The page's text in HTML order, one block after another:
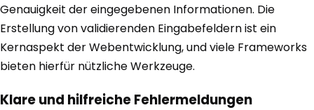
Genauigkeit der eingegebenen Informationen. Die
Erstellung von validierenden Eingabefeldern ist ein
Kernaspekt der Webentwicklung, und viele Frameworks
bieten hierfür nützliche Werkzeuge.
Klare und hilfreiche Fehlermeldungen